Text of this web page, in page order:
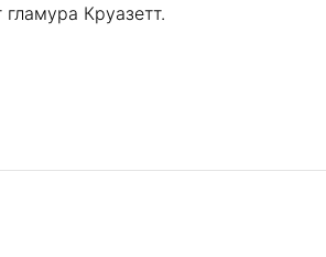
Круазетт.